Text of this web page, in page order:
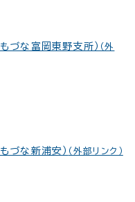
づな富岡東野支所） （外
づな新浦安） （外部リンク）